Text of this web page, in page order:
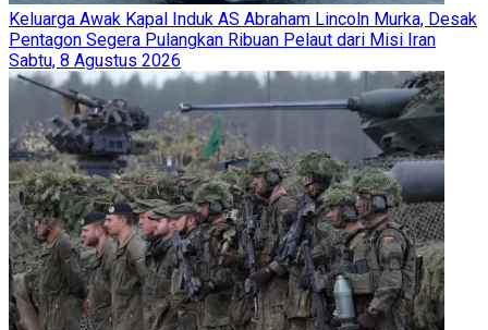
Keluarga Awak Kapal Induk AS Abraham Lincoln Murka, Desak
Pentagon Segera Pulangkan Ribuan Pelaut dari Misi Iran
Sabtu, 8 Agustus 2026